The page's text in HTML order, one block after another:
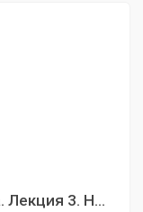
История святого языка. Лекция 3. На каком языке разговаривали евреи в Египте